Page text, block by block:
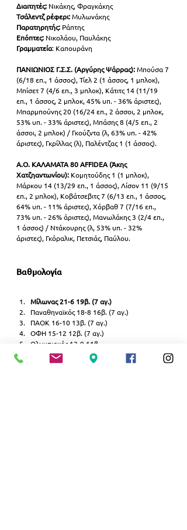
Διαιτητές: Νικάκης, Φραγκάκης
Τσάλεντζ ρέφερι: Μυλωνάκης
Παρατηρητής: Ράπτης
Επόπτες: Νικολάου, Παυλάκης
Γραμματεία: Καπουράνη
ΠΑΝΙΩΝΙΟΣ Γ.Σ.Σ. (Αργύρης Ψάρρας): Μπούσα 7
(6/18 επ., 1 άσσος), Τίελ 2 (1 άσσος, 1 μπλοκ),
Μπίσετ 7 (4/6 επ., 3 μπλοκ), Κάτιτς 14 (11/19
επ., 1 άσσος, 2 μπλοκ, 45% υπ. - 36% άριστες),
Μπαρμπούνης 20 (16/24 επ., 2 άσσοι, 2 μπλοκ,
53% υπ. - 33% άριστες), Μπάσης 8 (4/5 επ., 2
άσσοι, 2 μπλοκ) / Γκούζντα (λ, 63% υπ. - 42%
άριστες), Γκρίλλας (λ), Παλέντζας 1 (1 άσσος).
Α.Ο. ΚΑΛΑΜΑΤΑ 80 AFFIDEA (Άκης
Χατζηαντωνίου): Κομητούδης 1 (1 μπλοκ),
Μάρκου 14 (13/29 επ., 1 άσσος), Λίσον 11 (9/15
επ., 2 μπλοκ), Κοβάτσεβιτς 7 (6/13 επ., 1 άσσος,
64% υπ. - 11% άριστες), Χόρβαθ 7 (7/16 επ.,
73% υπ. - 26% άριστες), Μανωλάκης 3 (2/4 επ.,
1 άσσος) / Ντάκουρης (λ, 53% υπ. - 32%
άριστες), Γκόραλικ, Πετσιάς, Παύλου.
Βαθμολογία
Μίλωνας 21-6 19β. (7 αγ.)
Παναθηναϊκός 18-8 16β. (7 αγ.)
ΠΑΟΚ 16-10 13β. (7 αγ.)
ΟΦΗ 15-12 12β. (7 αγ.)
Ολυμπιακός 13-9 11β.
Καλαμάτα 80 11-11 9β.
Φοίνικας Σύρου 6-13 6β.